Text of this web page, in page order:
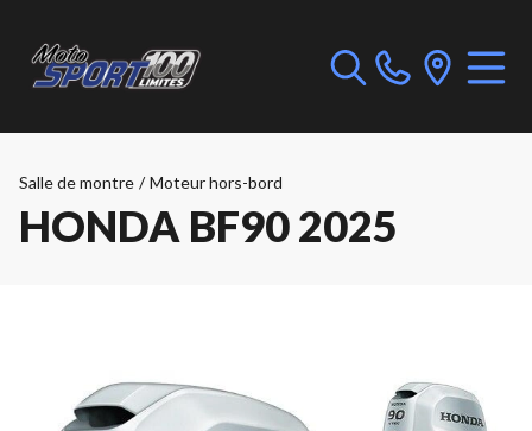
Salle de montre / Moteur hors-bord
HONDA BF90 2025